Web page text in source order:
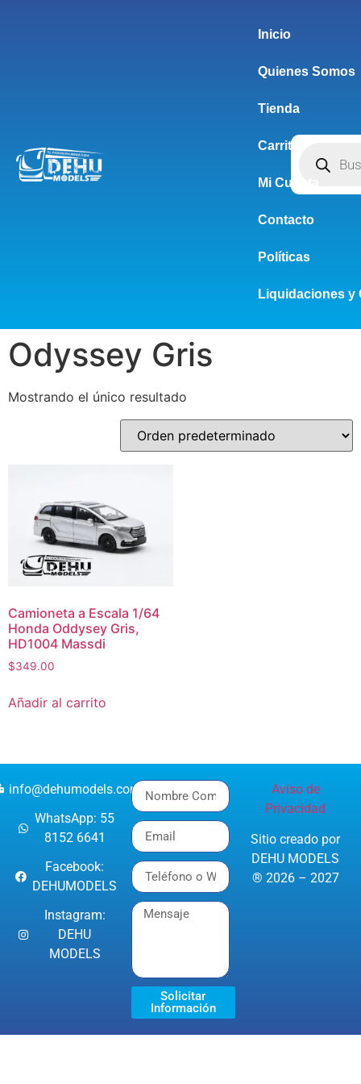
Inicio
Quienes Somos
Tienda
Carrito
Mi Cuenta
Contacto
Políticas
Liquidaciones y
Odyssey Gris
Mostrando el único resultado
Camioneta a Escala 1/64
Honda Oddysey Gris,
HD1004 Massdi
$349.00
Añadir al carrito
info@dehumodels.com
WhatsApp: 55
8152 6641
Facebook:
DEHUMODELS
Instagram:
DEHU
MODELS
Solicitar
Información
Aviso de
Privacidad
Sitio creado por
DEHU MODELS
® 2026 – 2027